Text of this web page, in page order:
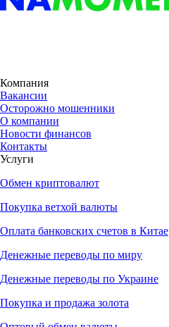
Компания
Вакансии
Осторожно мошенники
О компании
Новости финансов
Контакты
Услуги
Обмен криптовалют
Покупка ветхой валюты
Оплата банковских счетов в Китае
Денежные переводы по миру
Денежные переводы по Украине
Покупка и продажа золота